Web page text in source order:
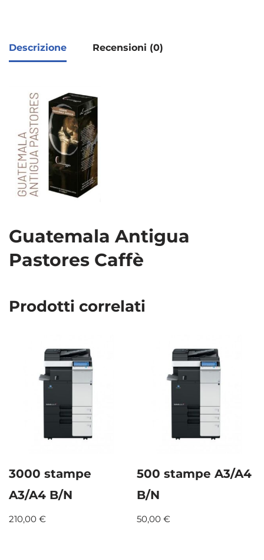
Descrizione Recensioni (0)
Guatemala Antigua
Pastores Caffè
Prodotti correlati
3000 stampe
A3/A4 B/N
210,00 €
500 stampe A3/A4
B/N
50,00€